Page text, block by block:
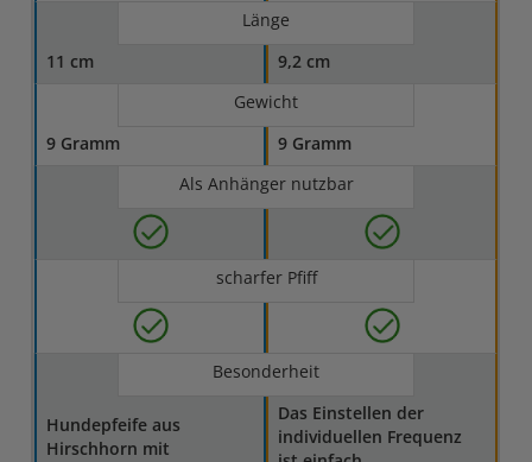
Länge
11 cm
9,2 cm
Gewicht
9 Gramm
9 Gramm
Als Anhänger nutzbar
scharfer Pfiff
Besonderheit
Hundepfeife aus
Hirschhorn mit
Das Einstellen der
individuellen Frequenz